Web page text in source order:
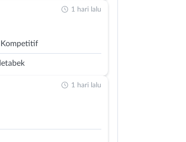
Kompetitif
1 hari lalu
1 hari lalu